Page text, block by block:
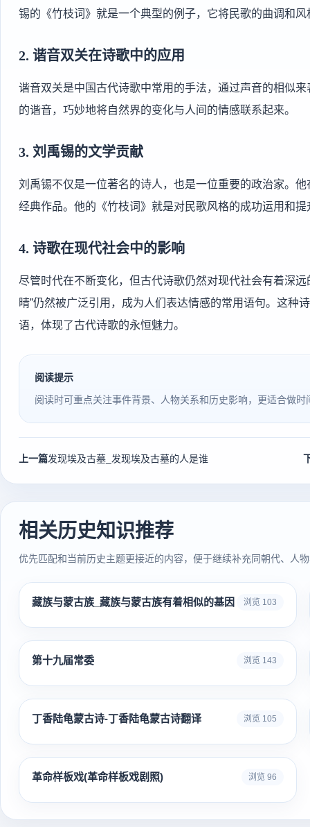
锡的《竹枝词》就是一个典型的例子，它将民歌的曲调和
2. 谐音双关在诗歌中的应用
谐音双关是中国古代诗歌中常用的手法，通过声音的相似来
的谐音，巧妙地将自然界的变化与人间的情感联系起来。
3. 刘禹锡的文学贡献
刘禹锡不仅是一位著名的诗人，也是一位重要的政治家。
经典作品。他的《竹枝词》就是对民歌风格的成功运用和提
4. 诗歌在现代社会中的影响
尽管时代在不断变化，但古代诗歌仍然对现代社会有着深
晴”仍然被广泛引用，成为人们表达情感的常用语句。这种
语，体现了古代诗歌的永恒魅力。
阅读提示
阅读时可重点关注事件背景、人物关系和历史影响，更适合做时
上一篇发现埃及古墓_发现埃及古墓的人是谁
相关历史知识推荐
优先匹配和当前历史主题更接近的内容，便于继续补充同朝代、人
藏族与蒙古族_藏族与蒙古族有着相似的基因 浏览 103
第十九届常委 浏览 143
丁香陆龟蒙古诗-丁香陆龟蒙古诗翻译 浏览 105
革命样板戏(革命样板戏剧照) 浏览 96